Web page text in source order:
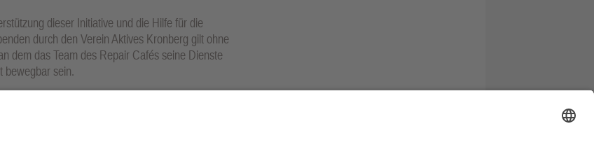
dieser Initiative und die Hilfe für die
durch den Verein Aktives Kronberg gilt ohne
dem das Team des Repair Cafés seine Dienste
bewegbar sein.